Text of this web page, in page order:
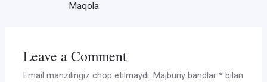
Maqola
Leave a Comment
Email manzilingiz chop etilmaydi. Majburiy bandlar* bilan